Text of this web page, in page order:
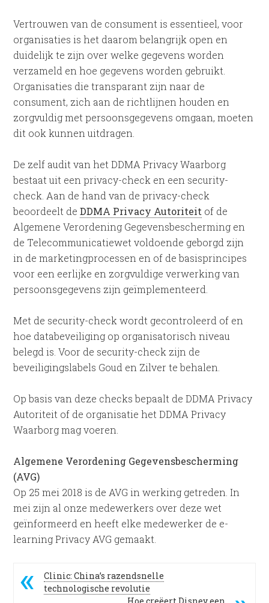
Vertrouwen van de consument is essentieel, voor
organisaties is het daarom belangrijk open en
duidelijk te zijn over welke gegevens worden
verzameld en hoe gegevens worden gebruikt.
Organisaties die transparant zijn naar de
consument, zich aan de richtlijnen houden en
zorgvuldig met persoonsgegevens omgaan, moeten
dit ook kunnen uitdragen.
De zelf audit van het DDMA Privacy Waarborg
bestaat uit een privacy-check en een security-
check. Aan de hand van de privacy-check
beoordeelt deDDMA Privacy Autoriteit of de
Algemene Verordening Gegevensbescherming en
de Telecommunicatiewet voldoende geborgd zijn
in de marketingprocessen en of de basisprincipes
voor een eerlijke en zorgvuldige verwerking van
persoonsgegevens zijn geïmplementeerd.
Met de security-check wordt gecontroleerd of en
hoe databeveiliging op organisatorisch niveau
belegd is. Voor de security-check zijn de
beveiligingslabels Goud en Zilver te behalen.
Op basis van deze checks bepaalt de DDMA Privacy
Autoriteit of de organisatie het DDMA Privacy
Waarborg mag voeren.
Algemene Verordening Gegevensbescherming
(AVG)
Op 25 mei 2018 is de AVG in werking getreden. In
mei zijn al onze medewerkers over deze wet
geïnformeerd en heeft elke medewerker de e-
learning Privacy AVG gemaakt.
Clinic: China’s razendsnelle
technologische revolutie